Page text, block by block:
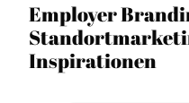
Employer
Inspirationen